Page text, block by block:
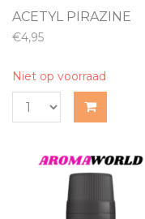
ACETYL PIRAZINE
€4,95
Niet op voorraad